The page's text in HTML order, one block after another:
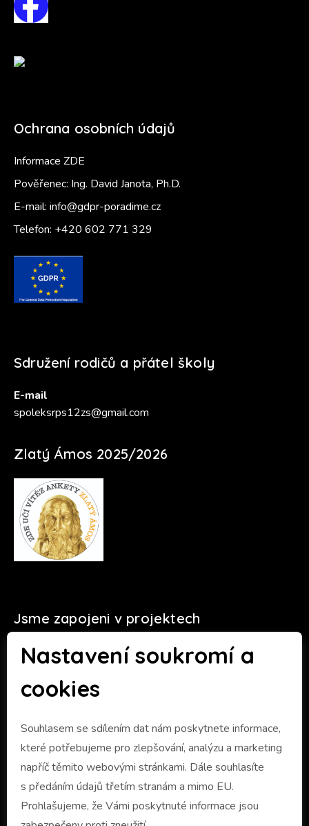
Nastavení soukromí a
cookies
Souhlasem se sdílením dat nám poskytnete informace,
které potřebujeme pro zlepšování, analýzu a marketing
napříč těmito webovými stránkami. Dále souhlasíte
s předáním údajů třetím stranám a mimo EU.
Prohlašujeme, že Vámi poskytnuté informace jsou
Ochrana osobních údajů
Informace ZDE
Pověřenec: Ing. David Janota, Ph.D.
E-mail: info@gdpr-poradime.cz
Telefon: +420 602 771 329
Sdružení rodičů a přátel školy
E-mail
spoleksrps12zs@gmail.com
Zlatý Ámos 2025/2026
Jsme zapojeni v projektech